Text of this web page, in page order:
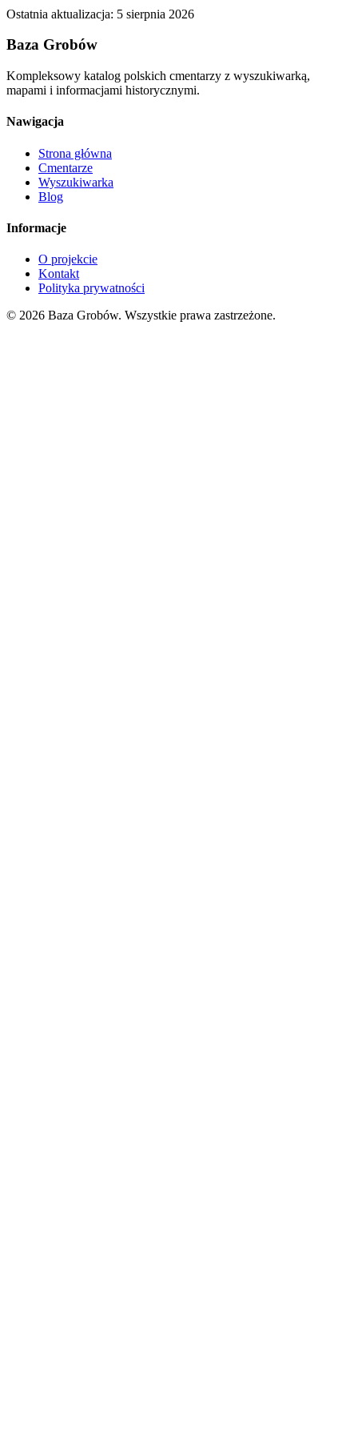
Ostatnia aktualizacja: 5 sierpnia 2026
Baza Grobów
Kompleksowy katalog polskich cmentarzy z wyszukiwarką,
mapami i informacjami historycznymi.
Nawigacja
Strona główna
Cmentarze
Wyszukiwarka
Blog
Informacje
O projekcie
Kontakt
Polityka prywatności
© 2026 Baza Grobów. Wszystkie prawa zastrzeżone.